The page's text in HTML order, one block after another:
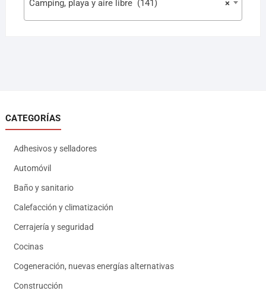
×
Camping, playa y aire libre (141)
CATEGORÍAS
Adhesivos y selladores
Automóvil
Baño y sanitario
Calefacción y climatización
Cerrajería y seguridad
Cocinas
Cogeneración, nuevas energías alternativas
Construcción